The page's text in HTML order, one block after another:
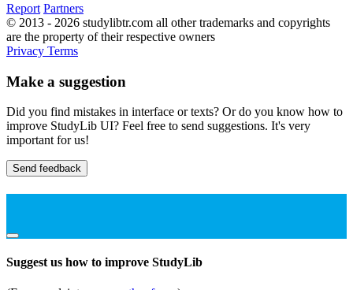
Report Partners
© 2013 - 2026 studylibtr.com all other trademarks and copyrights
are the property of their respective owners
Privacy Terms
Make a suggestion
Did you find mistakes in interface or texts? Or do you know how to
improve StudyLib UI? Feel free to send suggestions. It's very
important for us!
Send feedback
Suggest us how to improve StudyLib